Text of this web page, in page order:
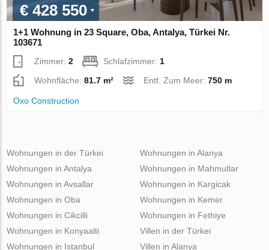
€ 428 550
1+1 Wohnung in 23 Square, Oba, Antalya, Türkei Nr.
103671
Zimmer:2 Schlafzimmer: 1
Wohnfläche:81.7 m² Entf. Zum Meer:750 m
Oxo Construction
Wohnungen in der Türkei
Wohnungen in Antalya
Wohnungen in Avsallar
Wohnungen in Oba
Wohnungen in Cikcilli
Wohnungen in Alanya
Wohnungen in Mahmutlar
Wohnungen in Kargicak
Wohnungen in Kemer
Wohnungen in Fethiye
Wohnungen in Konyaalti
Wohnungen in Istanbul
Villen in der Türkei
Villen in Alanya